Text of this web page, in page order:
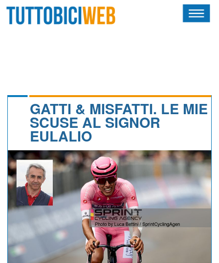
CALENDARIO
ALBI D'ORO
NEWSLETTER
GATTI & MISFATTI. LE MIE
SCUSE AL SIGNOR
EULALIO